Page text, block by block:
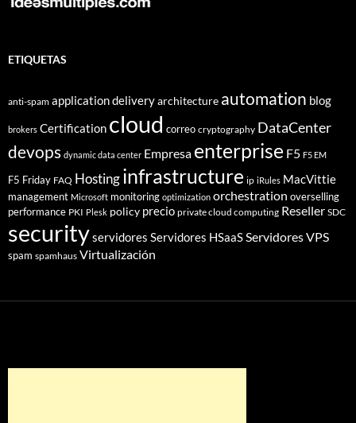
ETIQUETAS
anti-spam application deliveryarchitecture automation blog
brokers Certification cloud correo cryptography DataCenter
devops dynamic data center Empresa enterprise F5 F5 EM
F5 Friday FAQ Hostinginfrastructure ip iRules MacVittie
management Microsoft monitoring optimization orchestration overselling
performance PKI Plesk policy precio private cloud computing Reseller SDC
securityservidores Servidores HSaaSServidores VPS
spam spamhaus Virtualización